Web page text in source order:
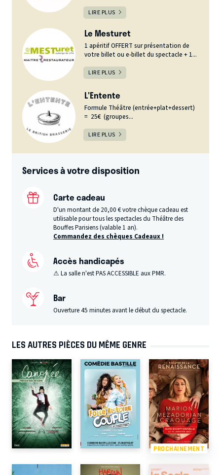
LIRE PLUS
Le Mesturet
1 apéritif OFFERT sur présentation de
votre billet ou e-billet du spectacle + 1...
LIRE PLUS
L'Entente
Formule Théâtre (entrée+plat+dessert)
= 25€ (groupes...
LIRE PLUS
Services à votre disposition
Carte cadeau
D'un montant de 20,00 € votre chèque cadeau est
utilisable pour tous les spectacles du Théâtre des
Bouffes Parisiens (valable 1 an).
Commandez des chèques Cadeaux !
Accès handicapés
⚠ La salle n'est PAS ACCESSIBLE aux PMR.
Bar
Ouverture 45 minutes avant le début du spectacle.
LES AUTRES PIÈCES DU MÊME GENRE
PROCHAINEMENT